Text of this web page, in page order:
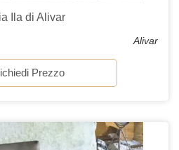
Ila di Alivar
Alivar
Prezzo